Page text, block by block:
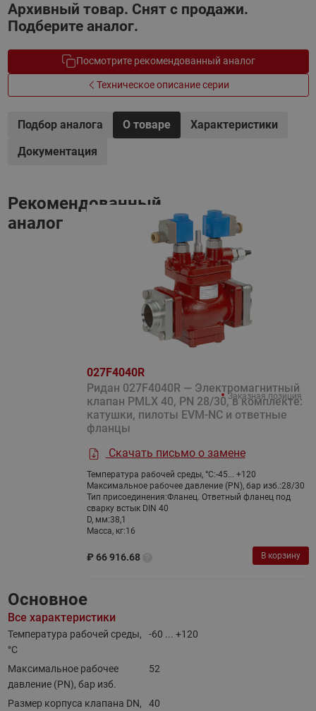
Архивный товар. Снят с продажи.
Подберите аналог.
Посмотрите рекомендованный аналог
Техническое описание серии
Подбор аналога О товаре
Характеристики
Документация
Рекомендованный
аналог
027F4040R
Ридан 027F4040R — Электромагнитный
клапан PMLX 40, PN 28/30, в комплекте:
катушки, пилоты EVM-NC и ответные
фланцы
Скачать письмо о замене
Температура рабочей среды, °С:-45... +120
Максимальное рабочее давление (PN), бар изб.:28/30
Тип присоединения:Фланец. Ответный фланец под
сварку встык DIN 40
D, мм:38,1
Масса, кг:16
₽ 66 916.68
Заказная позиция
В корзину
Основное
Все характеристики
Температура рабочей среды,
°С
-60 ... +120
Максимальное рабочее
давление (PN), бар изб.
52
Размер корпуса клапана DN,
40